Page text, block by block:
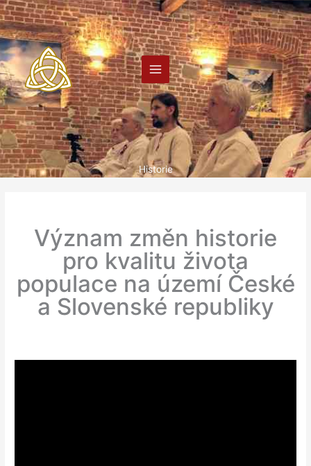
Přeskočit
na
obsah
Historie
Význam změn historie
pro kvalitu života
populace na území České
a Slovenské republiky